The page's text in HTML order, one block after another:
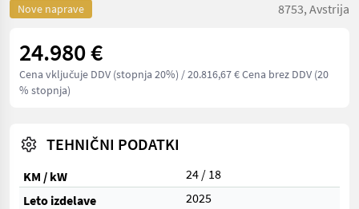
Nove naprave 8753, Avstrija
24.980 €
Cena vključuje DDV (stopnja 20%) / 20.816,67 € Cena brez DDV (20
% stopnja)
TEHNIČNI PODATKI
KM / kW
24 / 18
Leto izdelave
2025